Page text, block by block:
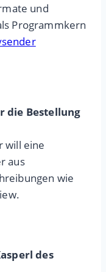
und
Programmkern
die Bestellung
will eine
aus
wie
des